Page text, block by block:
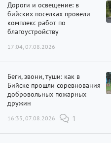
Дороги и освещение: в
бийских поселках провели
комплекс работ по
благоустройству
17:04, 07.08.2026
Беги, звони, туши: как в
Бийске прошли соревнования
добровольных пожарных
дружин
16:33, 07.08.2026 1